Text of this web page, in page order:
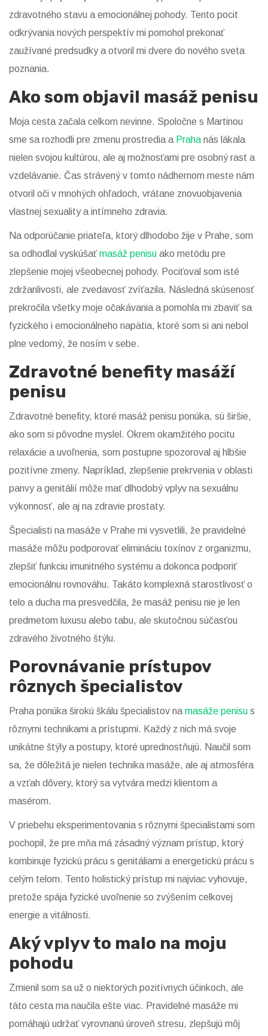
zdravotného stavu a emocionálnej pohody. Tento pocit
odkrývania nových perspektív mi pomohol prekonať
zaužívané predsudky a otvoril mi dvere do nového sveta
poznania.
Ako som objavil masáž penisu
Moja cesta začala celkom nevinne. Spoločne s Martinou
sme sa rozhodli pre zmenu prostredia a Praha nás lákala
nielen svojou kultúrou, ale aj možnosťami pre osobný rast a
vzdelávanie. Čas strávený v tomto nádhernom meste nám
otvoril oči v mnohých ohľadoch, vrátane znovuobjavenia
vlastnej sexuality a intímneho zdravia.
Na odporúčanie priateľa, ktorý dlhodobo žije v Prahe, som
sa odhodlal vyskúšať masáž penisu ako metódu pre
zlepšenie mojej všeobecnej pohody. Pociťoval som isté
zdržanlivosti, ale zvedavosť zvíťazila. Následná skúsenosť
prekročila všetky moje očakávania a pomohla mi zbaviť sa
fyzického i emocionálneho napätia, ktoré som si ani nebol
plne vedomý, že nosím v sebe.
Zdravotné benefity masáží
penisu
Zdravotné benefity, ktoré masáž penisu ponúka, sú širšie,
ako som si pôvodne myslel. Okrem okamžitého pocitu
relaxácie a uvoľnenia, som postupne spozoroval aj hlbšie
pozitívne zmeny. Napríklad, zlepšenie prekrvenia v oblasti
panvy a genitálií môže mať dlhodobý vplyv na sexuálnu
výkonnosť, ale aj na zdravie prostaty.
Špecialisti na masáže v Prahe mi vysvetlili, že pravidelné
masáže môžu podporovať elimináciu toxínov z organizmu,
zlepšiť funkciu imunitného systému a dokonca podporiť
emocionálnu rovnováhu. Takáto komplexná starostlivosť o
telo a ducha ma presvedčila, že masáž penisu nie je len
predmetom luxusu alebo tabu, ale skutočnou súčasťou
zdravého životného štýlu.
Porovnávanie prístupov
rôznych špecialistov
Praha ponúka širokú škálu špecialistov na masáže penisu s
rôznymi technikami a prístupmi. Každý z nich má svoje
unikátne štýly a postupy, ktoré uprednostňujú. Naučil som
sa, že dôležitá je nielen technika masáže, ale aj atmosféra
a vzťah dôvery, ktorý sa vytvára medzi klientom a
masérom.
V priebehu eksperimentovania s rôznymi špecialistami som
pochopil, že pre mňa má zásadný význam prístup, ktorý
kombinuje fyzickú prácu s genitáliami a energetickú prácu s
celým telom. Tento holistický prístup mi najviac vyhovuje,
pretože spája fyzické uvoľnenie so zvýšením celkovej
energie a vitálnosti.
Aký vplyv to malo na moju
pohodu
Zmienil som sa už o niektorých pozitívnych účinkoch, ale
táto cesta ma naučila ešte viac. Pravidelné masáže mi
pomáhajú udržať vyrovnanú úroveň stresu, zlepšujú môj